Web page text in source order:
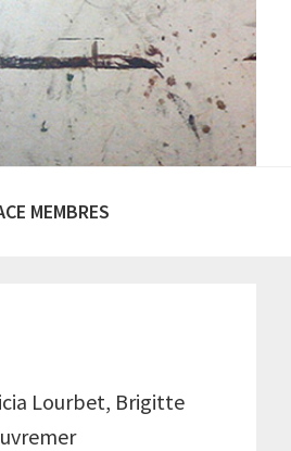
MEMBRES
Lourbet, Brigitte